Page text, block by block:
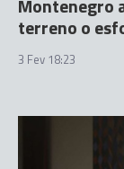
terreno o
3 Fev 18:23